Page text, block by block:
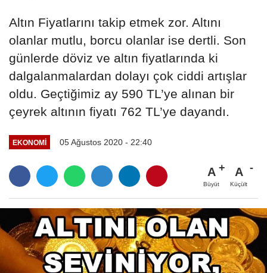
Altın Fiyatlarını takip etmek zor. Altını
olanlar mutlu, borcu olanlar ise dertli. Son
günlerde döviz ve altın fiyatlarında ki
dalgalanmalardan dolayı çok ciddi artışlar
oldu. Geçtiğimiz ay 590 TL’ye alınan bir
çeyrek altının fiyatı 762 TL’ye dayandı.
EKONOMI 05 Ağustos 2020 - 22:40
A
Büyüt
A
Küçült